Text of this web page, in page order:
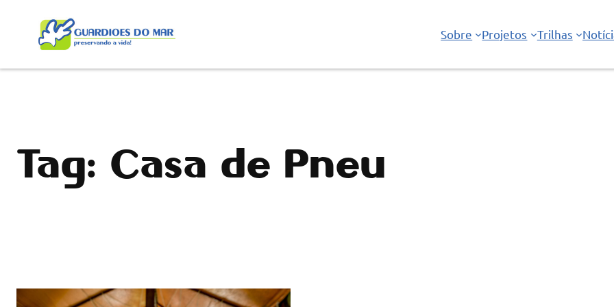
conteúdo
Sobre Projetos Trilhas
Tag: Casa de Pneu